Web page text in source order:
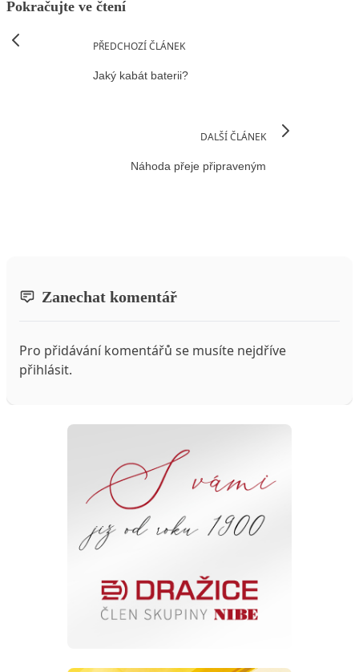
Pokračujte ve čtení
PŘEDCHOZÍ ČLÁNEK
Jaký kabát baterii?
DALŠÍ ČLÁNEK
Náhoda přeje připraveným
Zanechat komentář
Pro přidávání komentářů se musíte nejdříve
přihlásit.